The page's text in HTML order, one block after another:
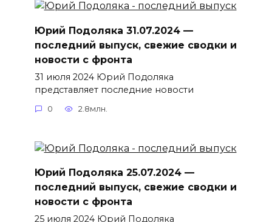
Юрий Подоляка 31.07.2024 —
последний выпуск, свежие сводки и
новости с фронта
31 июля 2024 Юрий Подоляка
представляет последние новости
0 2.8млн.
Юрий Подоляка 25.07.2024 —
последний выпуск, свежие сводки и
новости с фронта
25 июля 2024 Юрий Подоляка